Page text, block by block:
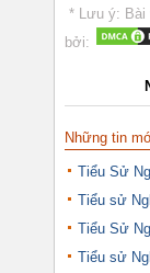
* Lưu ý: Bài
bởi:
Những tin
Tiểu Sử
Tiểu sử
Tiểu Sử
Tiểu sử